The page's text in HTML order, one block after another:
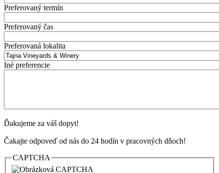
Preferovaný termín
Preferovaný čas
Preferovaná lokalita
Iné preferencie
Ďakujeme za váš dopyt!
Čakajte odpoveď od nás do 24 hodín v pracovných dňoch!
CAPTCHA